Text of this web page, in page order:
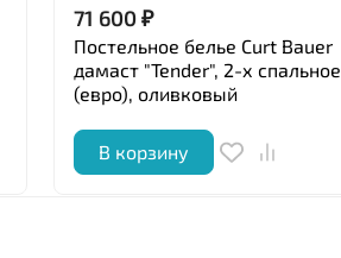
71 600₽
Постельное белье Curt Bauer
дамаст "Tender", 2-х спальное
(евро), оливковый
В корзину